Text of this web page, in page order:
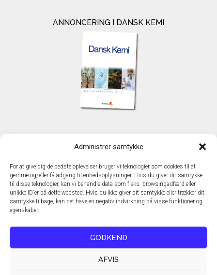
Administrer samtykke
For at give dig de bedste oplevelser bruger vi teknologier som cookies til at
gemme og/eller få adgang til enhedsoplysninger. Hvis du giver dit samtykke
til disse teknologier, kan vi behandle data som f.eks. browsingadfærd eller
unikke ID'er på dette websted. Hvis du ikke giver dit samtykke eller trækker dit
samtykke tilbage, kan det have en negativ indvirkning på visse funktioner og
egenskaber.
GODKEND
AFVIS
ANNONCERING I DANSK KEMI
TechMedia A/S
DK - 2600 Glostrup
www.techmedia.dk
Telefon: +45 43 24 26 28
E-mail:info@techmedia.dk